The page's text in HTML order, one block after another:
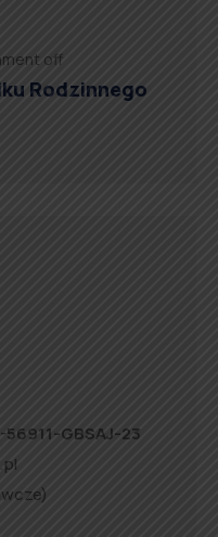
off
Rodzinnego
GBSAJ-23